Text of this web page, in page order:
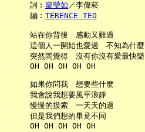
     詞︰
廖瑩如 ／李偉菘
     編︰
TERENCE TEO
     站在你背後　感動又難過
     這個人一開始也愛過　不知為什麼
     突然間覺得　沒有你沒有愛最快樂
     OH OH OH OH OH
     如果你問我　想要些什麼
     我會說我想要風平浪靜
     慢慢的摸索　一天天的過
     但是我們想的畢竟不同
     OH OH OH OH OH